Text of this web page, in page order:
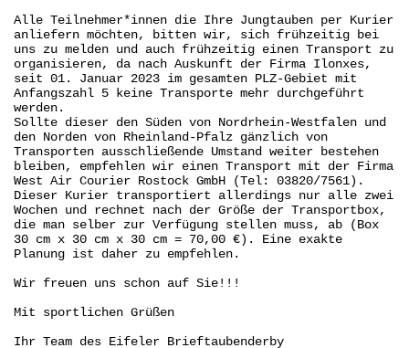
Alle Teilnehmer*innen die Ihre Jungtauben per Kurier
anliefern möchten, bitten wir, sich frühzeitig bei
uns zu melden und auch frühzeitig einen Transport zu
organisieren, da nach Auskunft der Firma Ilonxes,
seit 01. Januar 2023 im gesamten PLZ-Gebiet mit
Anfangszahl 5 keine Transporte mehr durchgeführt
werden.
Sollte dieser den Süden von Nordrhein-Westfalen und
den Norden von Rheinland-Pfalz gänzlich von
Transporten ausschließende Umstand weiter bestehen
bleiben, empfehlen wir einen Transport mit der Firma
West Air Courier Rostock GmbH (Tel: 03820/7561).
Dieser Kurier transportiert allerdings nur alle zwei
Wochen und rechnet nach der Größe der Transportbox,
die man selber zur Verfügung stellen muss, ab (Box
30 cm x 30 cm x 30 cm = 70,00 €). Eine exakte
Planung ist daher zu empfehlen.
Wir freuen uns schon auf Sie!!!
Mit sportlichen Grüßen
Ihr Team des Eifeler Brieftaubenderby